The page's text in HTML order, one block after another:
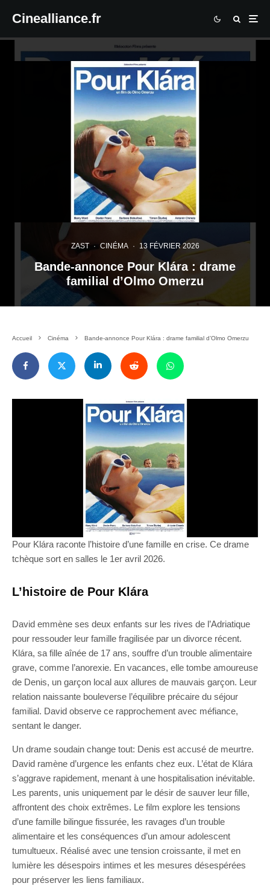
Cinealliance.fr
ZAST · CINÉMA · 13 FÉVRIER 2026
Bande-annonce Pour Klára : drame
familial d’Olmo Omerzu
Accueil Cinéma Bande-annonce Pour Klára : drame familial d’Olmo Omerzu
Pour Klára raconte l’histoire d’une famille en crise. Ce drame
tchèque sort en salles le 1er avril 2026.
L’histoire de Pour Klára
David emmène ses deux enfants sur les rives de l’Adriatique
pour ressouder leur famille fragilisée par un divorce récent.
Klára, sa fille aînée de 17 ans, souffre d’un trouble alimentaire
grave, comme l’anorexie. En vacances, elle tombe amoureuse
de Denis, un garçon local aux allures de mauvais garçon. Leur
relation naissante bouleverse l’équilibre précaire du séjour
familial. David observe ce rapprochement avec méfiance,
sentant le danger.
Un drame soudain change tout: Denis est accusé de meurtre.
David ramène d’urgence les enfants chez eux. L’état de Klára
s’aggrave rapidement, menant à une hospitalisation inévitable.
Les parents, unis uniquement par le désir de sauver leur fille,
affrontent des choix extrêmes. Le film explore les tensions
d’une famille bilingue fissurée, les ravages d’un trouble
alimentaire et les conséquences d’un amour adolescent
tumultueux. Réalisé avec une tension croissante, il met en
lumière les désespoirs intimes et les mesures désespérées
pour préserver les liens familiaux.